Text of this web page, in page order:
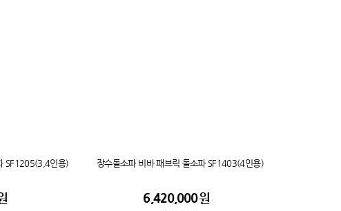
SF1205(3,4인용) 장수돌소파 비바 패브릭 돌소파 SF1403(4인용)
6,420,000원